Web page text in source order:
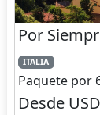
Por
ITALIA
Paquete por
Desde